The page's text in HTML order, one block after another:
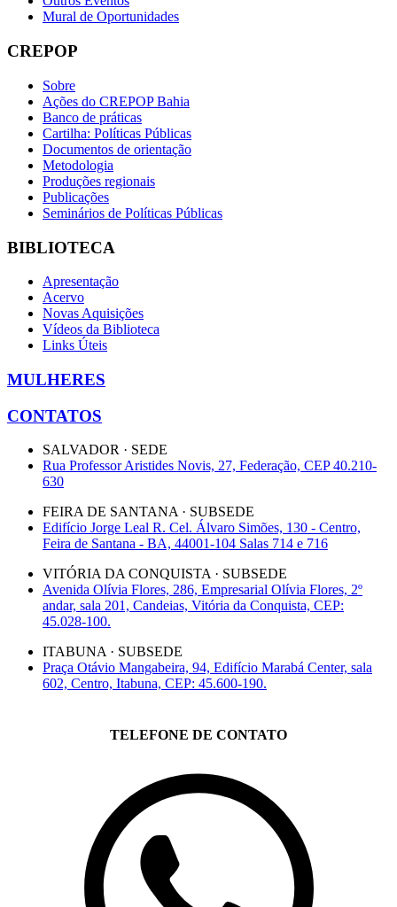
Mural de Oportunidades
CREPOP
Sobre
Ações do CREPOP Bahia
Banco de práticas
Cartilha: Políticas Públicas
Documentos de orientação
Metodologia
Produções regionais
Publicações
Seminários de Políticas Públicas
BIBLIOTECA
Apresentação
Acervo
Novas Aquisições
Vídeos da Biblioteca
Links Úteis
MULHERES
CONTATOS
SALVADOR · SEDE
Rua Professor Aristides Novis, 27, Federação, CEP 40.210-
630
FEIRA DE SANTANA · SUBSEDE
Edifício Jorge Leal R. Cel. Álvaro Simões, 130 - Centro,
Feira de Santana - BA, 44001-104 Salas 714 e 716
VITÓRIA DA CONQUISTA · SUBSEDE
Avenida Olívia Flores, 286, Empresarial Olívia Flores, 2º
andar, sala 201, Candeias, Vitória da Conquista, CEP:
45.028-100.
ITABUNA · SUBSEDE
Praça Otávio Mangabeira, 94, Edifício Marabá Center, sala
602, Centro, Itabuna, CEP: 45.600-190.
TELEFONE DE CONTATO